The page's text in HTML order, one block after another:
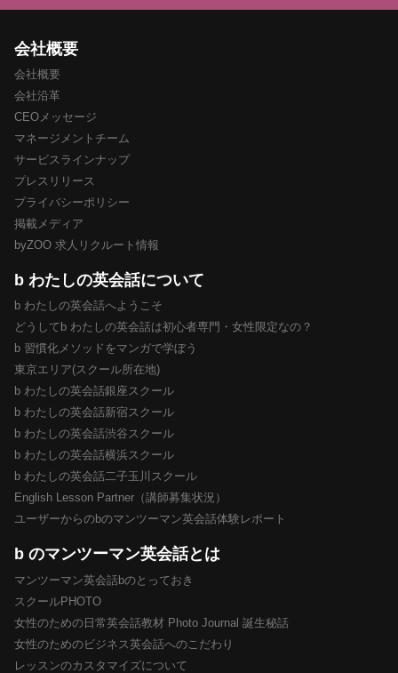
会社概要
会社概要
会社沿革
CEOメッセージ
マネージメントチーム
サービスラインナップ
プレスリリース
プライバシーポリシー
掲載メディア
byZOO 求人リクルート情報
b わたしの英会話について
b わたしの英会話へようこそ
どうしてb わたしの英会話は初心者専門・女性限定なの？
b 習慣化メソッドをマンガで学ぼう
東京エリア(スクール所在地)
b わたしの英会話銀座スクール
b わたしの英会話新宿スクール
b わたしの英会話渋谷スクール
b わたしの英会話横浜スクール
b わたしの英会話二子玉川スクール
English Lesson Partner（講師募集状況）
ユーザーからのbのマンツーマン英会話体験レポート
b のマンツーマン英会話とは
マンツーマン英会話bのとっておき
スクールPHOTO
女性のための日常英会話教材 Photo Journal 誕生秘話
女性のためのビジネス英会話へのこだわり
レッスンのカスタマイズについて